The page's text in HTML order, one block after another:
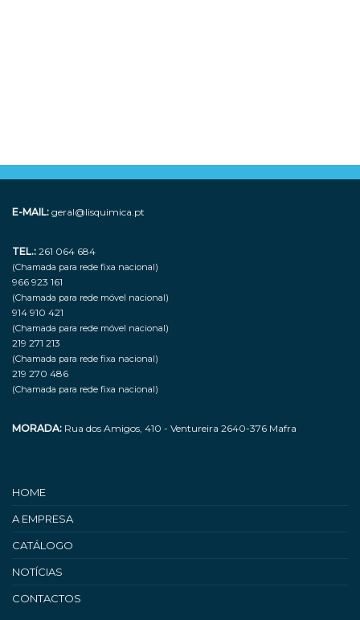
E-MAIL: geral@lisquimica.pt
TEL.: 261 064 684
(Chamada para rede fixa nacional)
966 923 161
(Chamada para rede móvel nacional)
914 910 421
(Chamada para rede móvel nacional)
219 271 213
(Chamada para rede fixa nacional)
219 270 486
(Chamada para rede fixa nacional)
MORADA: Rua dos Amigos, 410 - Ventureira 2640-376 Mafra
HOME
A EMPRESA
CATÁLOGO
NOTÍCIAS
CONTACTOS